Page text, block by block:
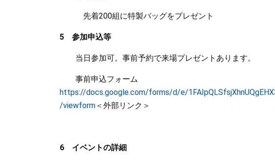
先着200組に特製バッグをプレゼント
5 参加申込等
当日参加可。事前予約で来場プレゼントあります。
事前申込フォーム
https://docs.google.com/forms/d/e/
/viewform ＜外部リンク＞
6 イベントの詳細